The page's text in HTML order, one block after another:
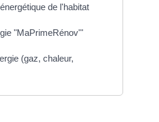
de l'habitat
"MaPrimeRénov'"
(gaz, chaleur,